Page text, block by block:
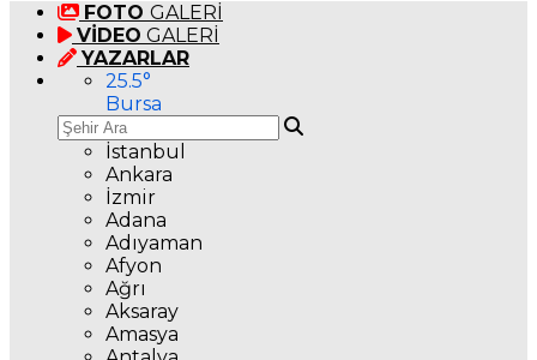
FOTO GALERİ
VİDEO GALERİ
YAZARLAR
25.5°
Bursa
İstanbul
Ankara
İzmir
Adana
Adıyaman
Afyon
Ağrı
Aksaray
Amasya